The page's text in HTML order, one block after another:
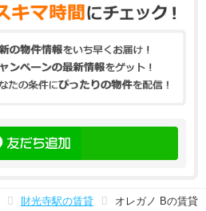
財光寺駅の賃貸 オレガノ Bの賃貸